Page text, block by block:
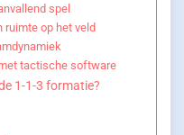
spel
ruimte op het veld
tactische software
1-1-3 formatie?